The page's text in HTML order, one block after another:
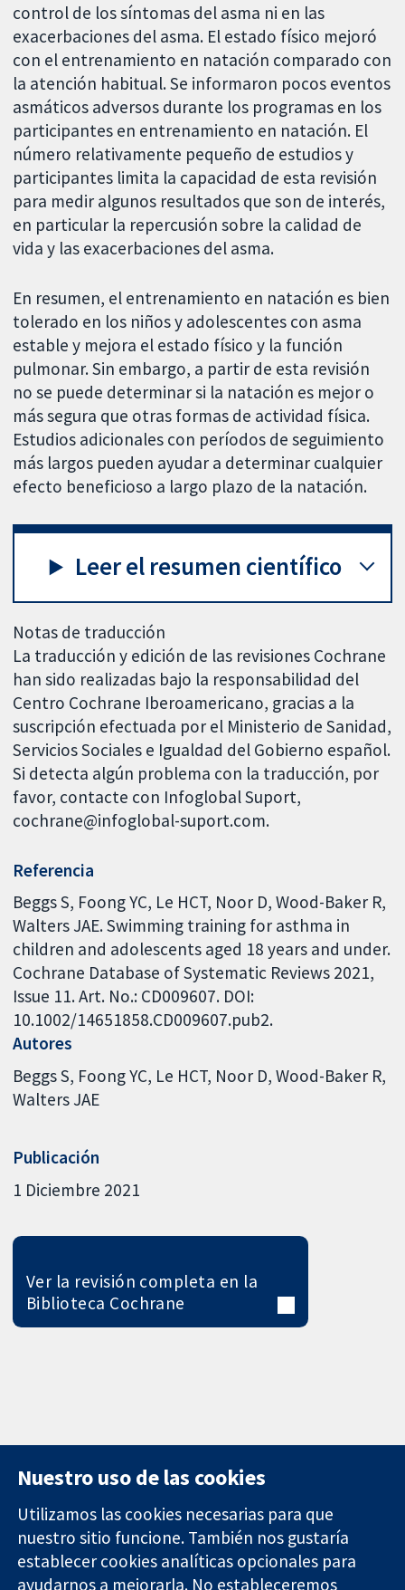
control de los síntomas del asma ni en las
exacerbaciones del asma. El estado físico mejoró
con el entrenamiento en natación comparado con
la atención habitual. Se informaron pocos eventos
asmáticos adversos durante los programas en los
participantes en entrenamiento en natación. El
número relativamente pequeño de estudios y
participantes limita la capacidad de esta revisión
para medir algunos resultados que son de interés,
en particular la repercusión sobre la calidad de
vida y las exacerbaciones del asma.
En resumen, el entrenamiento en natación es bien
tolerado en los niños y adolescentes con asma
estable y mejora el estado físico y la función
pulmonar. Sin embargo, a partir de esta revisión
no se puede determinar si la natación es mejor o
más segura que otras formas de actividad física.
Estudios adicionales con períodos de seguimiento
más largos pueden ayudar a determinar cualquier
efecto beneficioso a largo plazo de la natación.
Leer el resumen científico
Notas de traducción
La traducción y edición de las revisiones Cochrane
han sido realizadas bajo la responsabilidad del
Centro Cochrane Iberoamericano, gracias a la
suscripción efectuada por el Ministerio de Sanidad,
Servicios Sociales e Igualdad del Gobierno español.
Si detecta algún problema con la traducción, por
favor, contacte con Infoglobal Suport,
cochrane@infoglobal-suport.com.
Referencia
Beggs S, Foong YC, Le HCT, Noor D, Wood-Baker R,
Walters JAE. Swimming training for asthma in
children and adolescents aged 18 years and under.
Cochrane Database of Systematic Reviews 2021,
Issue 11. Art. No.: CD009607. DOI:
10.1002/14651858.CD009607.pub2.
Autores
Beggs S Foong YC Le HCT Noor D Wood-Baker R
Walters JAE
Publicación
1 Diciembre 2021
Ver la revisión completa en la
Biblioteca Cochrane
Evidencia fiable.
11-13 Cavendish
Square
Londres
Contacto
Noticias
Prensa
Nuestro uso de las cookies
Utilizamos las cookies necesarias para que
nuestro sitio funcione. También nos gustaría
establecer cookies analíticas opcionales para
ayudarnos a mejorarla. No estableceremos